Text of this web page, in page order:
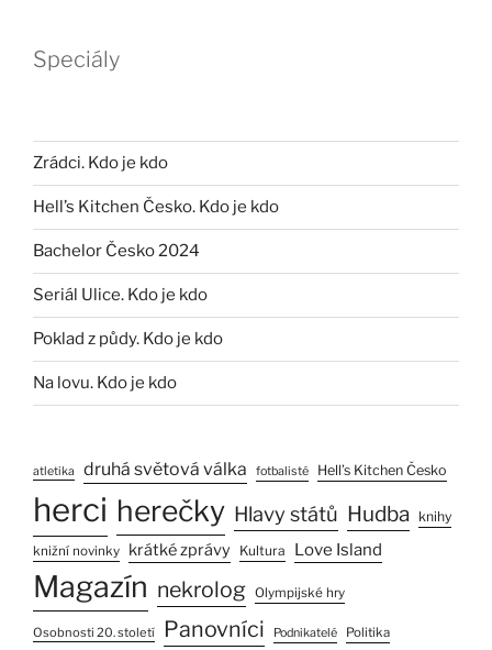
Speciály
Zrádci. Kdo je kdo
Hell’s Kitchen Česko. Kdo je kdo
Bachelor Česko 2024
Seriál Ulice. Kdo je kdo
Poklad z půdy. Kdo je kdo
Na lovu. Kdo je kdo
atletika druhá světová válka fotbalisté Hell’s Kitchen Česko
herci herečky Hlavy států Hudba knihy
knižní novinky krátké zprávy Kultura Love Island
Magazín nekrolog Olympijské hry
Osobnosti 20. století Panovníci Podnikatelé Politika